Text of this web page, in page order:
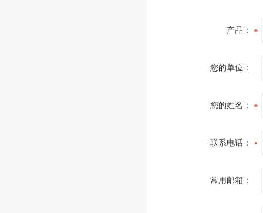
产品：
您的单位：
您的姓名：
联系电话：
常用邮箱：